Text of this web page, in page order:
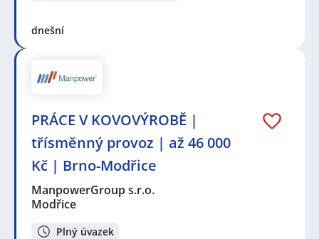
dnešní
PRÁCE V KOVOVÝROBĚ |
třísměnný provoz | až 46 000
Kč | Brno-Modřice
ManpowerGroup s.r.o.
Modřice
Plný úvazek